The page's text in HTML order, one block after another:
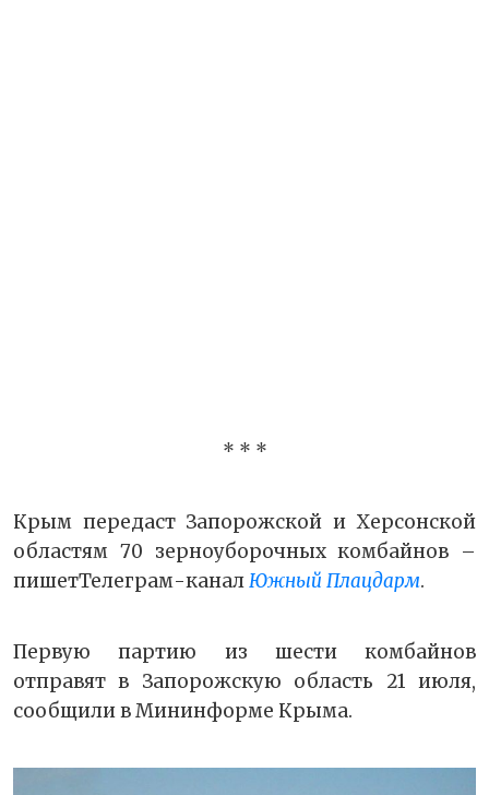
* * *
Крым передаст Запорожской и Херсонской
областям 70 зерноуборочных комбайнов –
пишетТелеграм-каналЮжный Плацдарм.
Первую партию из шести комбайнов
отправят в Запорожскую область 21 июля,
сообщили в Мининформе Крыма.